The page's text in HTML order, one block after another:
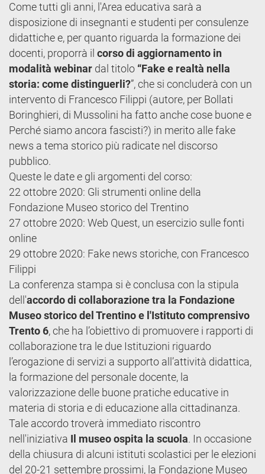
Come tutti gli anni, l'Area educativa sarà a
disposizione di insegnanti e studenti per consulenze
didattiche e, per quanto riguarda la formazione dei
docenti, proporrà il corso di aggiornamento in
modalità webinar dal titolo “Fake e realtà nella
storia: come distinguerli?”, che si concluderà con un
intervento di Francesco Filippi (autore, per Bollati
Boringhieri, di Mussolini ha fatto anche cose buone e
Perché siamo ancora fascisti?) in merito alle fake
news a tema storico più radicate nel discorso
pubblico.
Queste le date e gli argomenti del corso:
22 ottobre 2020: Gli strumenti online della
Fondazione Museo storico del Trentino
27 ottobre 2020: Web Quest, un esercizio sulle fonti
online
29 ottobre 2020: Fake news storiche, con Francesco
Filippi
La conferenza stampa si è conclusa con la stipula
dell'accordo di collaborazione tra la Fondazione
Museo storico del Trentino e l'Istituto comprensivo
Trento 6, che ha l’obiettivo di promuovere i rapporti di
collaborazione tra le due Istituzioni riguardo
l’erogazione di servizi a supporto all’attività didattica,
la formazione del personale docente, la
valorizzazione delle buone pratiche educative in
materia di storia e di educazione alla cittadinanza.
Tale accordo troverà immediato riscontro
nell'iniziativa Il museo ospita la scuola. In occasione
della chiusura di alcuni istituti scolastici per le elezioni
del 20-21 settembre prossimi, la Fondazione Museo